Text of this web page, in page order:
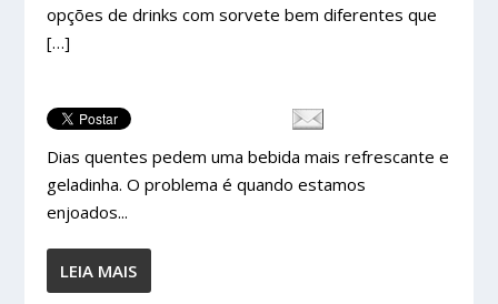
opções de drinks com sorvete bem diferentes que
[…]
Dias quentes pedem uma bebida mais refrescante e
geladinha. O problema é quando estamos
enjoados...
LEIA MAIS